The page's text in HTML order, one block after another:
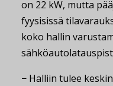
on 22 kW, mutta
fyysisissä
koko hallin
− Halliin tulee